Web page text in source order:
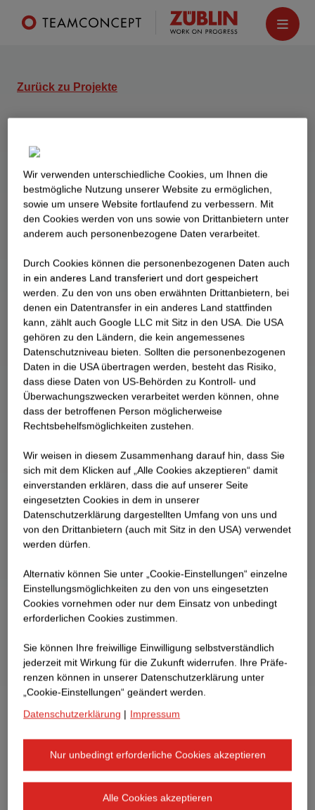
Zurück zu Projekte
Wolfsburg
Neubau von zehn 4-geschossigen
Wohngebäuden, einem Wohn,- und
Geschäftsgebäude und 4 Tiefgaragen. Die Anlage
bietet 159 barrierearme Wohneinheiten mit 1- bis
Auftraggeber
Wir verwenden unterschiedliche Cookies, um Ihnen die
best­mögliche Nutzung unserer Website zu ermöglichen,
sowie um unsere Website fortlaufend zu verbessern. Mit
den Cookies werden von uns sowie von Drittanbietern unter
anderem auch personenbezogene Daten verarbeitet.
Durch Cookies können die personenbezogenen Daten auch
in ein anderes Land transferiert und dort gespeichert
werden. Zu den von uns oben erwähnten Drittanbietern, bei
denen ein Datentransfer in ein anderes Land stattfinden
kann, zählt auch Google LLC mit Sitz in den USA. Die USA
gehören zu den Ländern, die kein angemessenes
Datenschutzniveau bieten. Sollten die personenbezogenen
Daten in die USA übertragen werden, besteht das Risiko,
dass diese Daten von US-Behörden zu Kontroll- und
Überwachungszwecken verarbeitet werden können, ohne
dass der betroffenen Person möglicherweise
Rechtsbehelfsmöglichkeiten zustehen.
Wir weisen in diesem Zusammenhang darauf hin, dass Sie
sich mit dem Klicken auf „Alle Cookies akzeptieren“ damit
ein­ver­standen erklären, dass die auf unserer Seite
eingesetzten Cookies in dem in unserer
Datenschutzerklärung dargestellten Umfang von uns und
von den Drittanbietern (auch mit Sitz in den USA) verwendet
werden dürfen.
Alternativ können Sie unter „Cookie-Einstellungen“ einzelne
Einstellungsmöglichkeiten zu den von uns eingesetzten
Cookies vornehmen oder nur dem Einsatz von unbedingt
erforderlichen Cookies zustimmen.
Sie können Ihre freiwillige Einwilligung selbstverständlich
jederzeit mit Wirkung für die Zukunft widerrufen. Ihre Prä­fe­
renzen können in unserer Datenschutzerklärung unter
„Cookie-Einstellungen“ geändert werden.
Datenschutzerklärung | Impressum
Nur unbedingt erforderliche Cookies akzeptieren
Alle Cookies akzeptieren